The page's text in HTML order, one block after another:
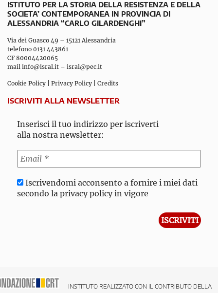
ISTITUTO PER LA STORIA DELLA RESISTENZA E DELLA
SOCIETA’ CONTEMPORANEA IN PROVINCIA DI
ALESSANDRIA “CARLO GILARDENGHI”
Via dei Guasco 49 – 15121 Alessandria
telefono 0131 443861
CF 80004420065
mail info@isral.it – isral@pec.it
Cookie Policy Privacy Policy Credits
ISCRIVITI ALLA NEWSLETTER
Inserisci il tuo indirizzo per iscriverti
alla nostra newsletter:
Iscrivendomi acconsento a fornire i miei dati
secondo la privacy policy in vigore
INSTITUTO REALIZZATO CON IL CONTRIBUTO DELLA